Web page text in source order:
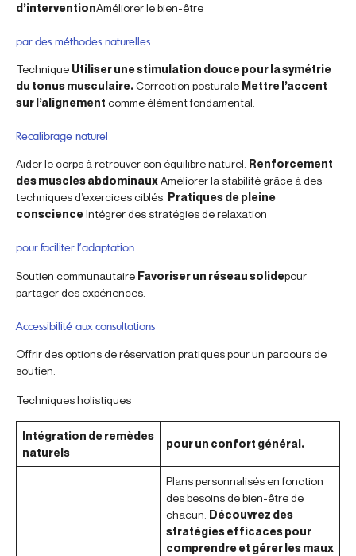
d’interventionAméliorer le bien-être
par des méthodes naturelles.
Technique Utiliser une stimulation douce pour la symétrie
du tonus musculaire.Correction posturale Mettre l’accent
sur l’alignement comme élément fondamental.
Recalibrage naturel
Aider le corps à retrouver son équilibre naturel. Renforcement
des muscles abdominauxAméliorer la stabilité grâce à des
techniques d’exercices ciblés. Pratiques de pleine
conscienceIntégrer des stratégies de relaxation
pour faciliter l’adaptation.
Soutien communautaire Favoriser un réseau solidepour
partager des expériences.
Accessibilité aux consultations
Offrir des options de réservation pratiques pour un parcours de
soutien.
Techniques holistiques
Intégration de remèdes
naturels
pour un confort général.
Plans personnalisés en fonction
des besoins de bien-être de
chacun. Découvrez des
stratégies efficaces pour
comprendre et gérer les maux